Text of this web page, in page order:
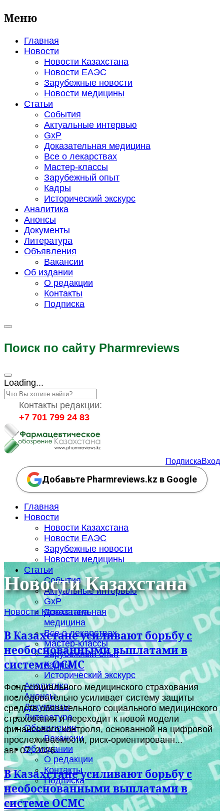
Меню
Главная
Новости
Новости Казахстана
Новости ЕАЭС
Зарубежные новости
Новости медицины
Статьи
События
Актуальные интервью
GxP
Доказательная медицина
Все о лекарствах
Мастер-классы
Зарубежный опыт
Кадры
Исторический экскурс
Аналитика
Анонсы
Документы
Литература
Объявления
Вакансии
Об издании
О редакции
Контакты
Подписка
Поиск по сайту Pharmreviews
Loading...
Контакты редакции:
+7 701 799 24 83
ПодпискаВход
Добавьте Pharmreviews.kz в Google
Главная
Новости
Новости Казахстана
Новости ЕАЭС
Зарубежные новости
Новости медицины
Статьи
События
Актуальные интервью
GxP
Доказательная
медицина
Все о лекарствах
Мастер-классы
Зарубежный опыт
Кадры
Исторический экскурс
Аналитика
Анонсы
Документы
Литература
Объявления
Вакансии
Об издании
О редакции
Контакты
Подписка
Новости Казахстана
Новости Казахстана
В Казахстане усиливают борьбу с
необоснованными выплатами в
системе ОСМС
Фонд социального медицинского страхования
последовательно усиливает систему защиты
средств обязательного социального медицинского
страхования и переходит к новой модели
финансового контроля, основанной на цифровой
прослеживаемости, риск-ориентированн...
авг 07, 2026
В Казахстане усиливают борьбу с
необоснованными выплатами в
системе ОСМС